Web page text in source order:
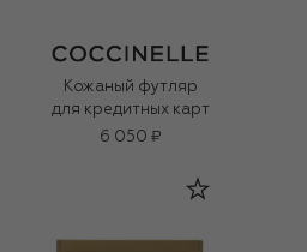
Кожаный футляр
для кредитных карт
6 050 ₽